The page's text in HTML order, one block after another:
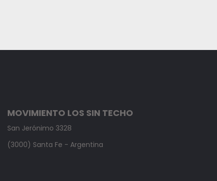
MOVIMIENTO LOS SIN TECHO
San Jerónimo 3328
(3000) Santa Fe - Argentina